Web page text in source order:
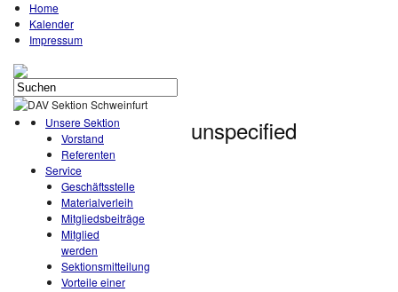
Home
Kalender
Impressum
Unsere Sektion
Vorstand
Referenten
Service
Geschäftsstelle
Materialverleih
Mitgliedsbeiträge
Mitglied
werden
Sektionsmitteilung
Vorteile einer
unspecified